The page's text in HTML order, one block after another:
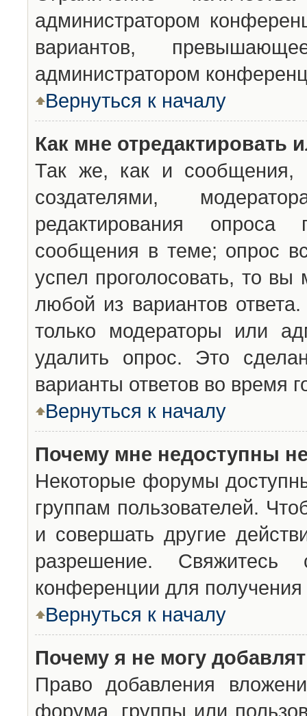
администратором
вариантов,
администратором
Вернуться к началу
Как мне отредактировать
Так же, как и сообщения,
создателями,
редактирования опроса
сообщения в теме; опрос
успел проголосовать, то вы
любой из вариантов
только модераторы или
удалить опрос. Это
варианты ответов во время
Вернуться к началу
Почему мне недоступны
Некоторые форумы
группам пользователей.
и совершать другие
разрешение. Свяжитесь
конференции для получения
Вернуться к началу
Почему я не могу
Право добавления
форума, группы или